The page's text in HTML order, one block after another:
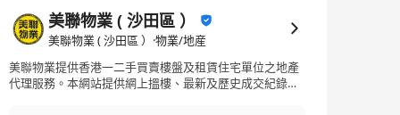
美聯物業 ( 沙田區 ）
美聯物業 ( 沙田區 ）·物業/地産
美聯物業提供香港一二手買賣樓盤及租賃住宅單位之地產
代理服務。本網站提供網上搵樓、最新及歷史成交紀錄、